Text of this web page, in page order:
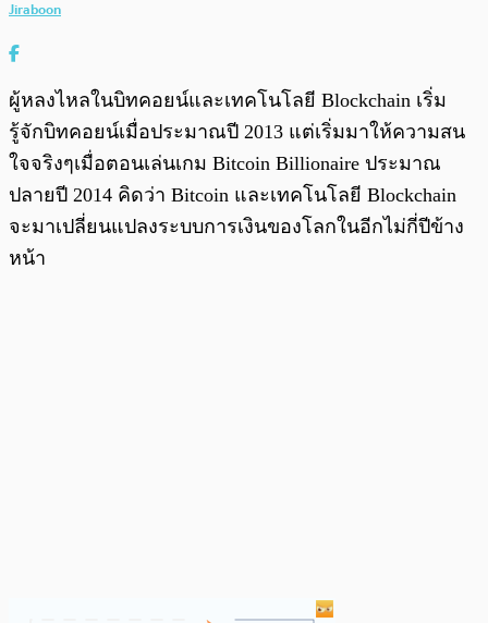
Jiraboon
ผู้หลงไหลในบิทคอยน์และเทคโนโลยี Blockchain เริ่ม
รู้จักบิทคอยน์เมื่อประมาณปี 2013 แต่เริ่มมาให้ความสน
ใจจริงๆเมื่อตอนเล่นเกม Bitcoin Billionaire ประมาณ
ปลายปี 2014 คิดว่า Bitcoin และเทคโนโลยี Blockchain
จะมาเปลี่ยนแปลงระบบการเงินของโลกในอีกไม่กี่ปีข้าง
หน้า